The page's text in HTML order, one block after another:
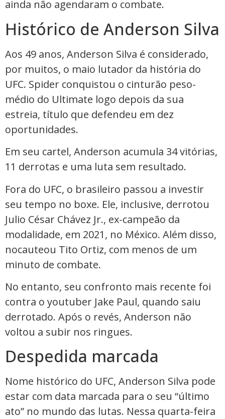
ainda não agendaram o combate.
Histórico de Anderson Silva
Aos 49 anos, Anderson Silva é considerado,
por muitos, o maio lutador da história do
UFC. Spider conquistou o cinturão peso-
médio do Ultimate logo depois da sua
estreia, título que defendeu em dez
oportunidades.
Em seu cartel, Anderson acumula 34 vitórias,
11 derrotas e uma luta sem resultado.
Fora do UFC, o brasileiro passou a investir
seu tempo no boxe. Ele, inclusive, derrotou
Julio César Chávez Jr., ex-campeão da
modalidade, em 2021, no México. Além disso,
nocauteou Tito Ortiz, com menos de um
minuto de combate.
No entanto, seu confronto mais recente foi
contra o youtuber Jake Paul, quando saiu
derrotado. Após o revés, Anderson não
voltou a subir nos ringues.
Despedida marcada
Nome histórico do UFC, Anderson Silva pode
estar com data marcada para o seu “último
ato” no mundo das lutas. Nessa quarta-feira